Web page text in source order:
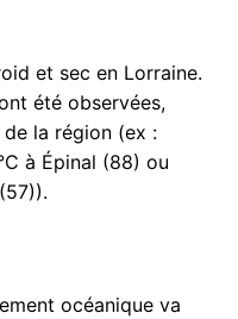
et sec en Lorraine.
été observées,
de la région (ex :
à Épinal (88) ou
océanique va